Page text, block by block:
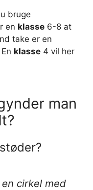
bruge
en klasse 6-8 at
take er en
klasse 4 vil her
man
cirkel med